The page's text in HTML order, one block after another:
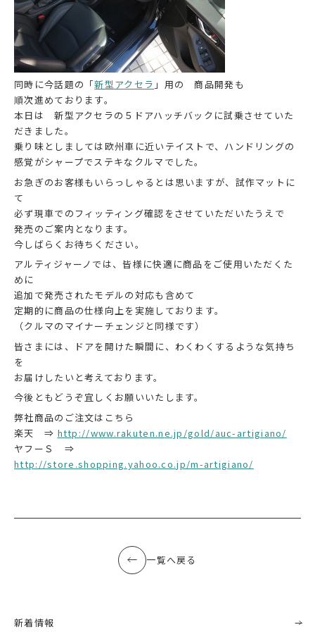
同時に今話題の「新型アクセラ 」用の 商品開発も
順次進めております。
本日は 新型アクセラの５ドアハッチバックに試乗させていた
だきました。
乗り味としましては欧州車に近いテイストで、ハンドリングの
感覚がシャープでステキなクルマでした。
お急ぎのお客様もいらっしゃるとは思いますが、試作マットに
て
必ず現車でのフィッティング確認をさせていただいたうえで
発売のご案内となります。
今しばらくお待ちください。
アルティジャーノでは、皆様に快適に商品をご使用いただくた
めに
追加で発売されたモデルの対応も含めて
定期的に商品の仕様向上を実施しております。
（クルマのマイナーチェンジと同様です）
皆さまには、ドアを開けた瞬間に、わくわくするような気持ち
を
お届けしたいと考えております。
今後ともどうぞ宜しくお願いいたします。
弊社商品のご注文はこちら
楽天 ⇒ http://www.rakuten.ne.jp/gold/auc-artigiano/
ヤフーＳ ⇒
http://store.shopping.yahoo.co.jp/m-artigiano/
一覧へ戻る
新着情報